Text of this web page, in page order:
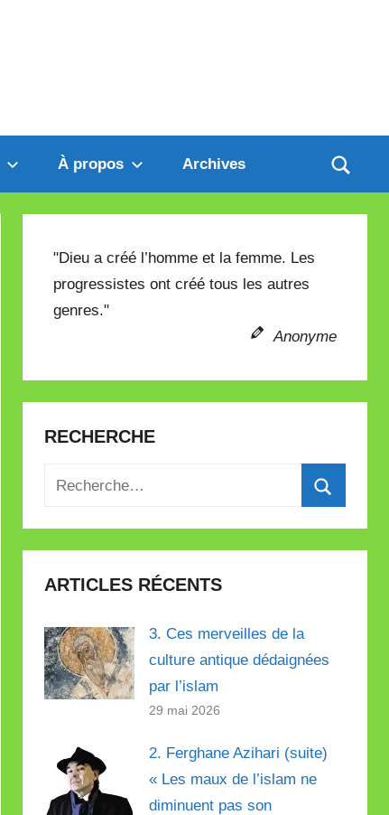
À propos Archives
"Dieu a créé l’homme et la femme. Les
progressistes ont créé tous les autres
genres."
Anonyme
RECHERCHE
Recherche
:
ARTICLES RÉCENTS
3. Ces merveilles de la
culture antique dédaignées
par l’islam
29 mai 2026
2. Ferghane Azihari (suite)
« Les maux de l’islam ne
diminuent pas son